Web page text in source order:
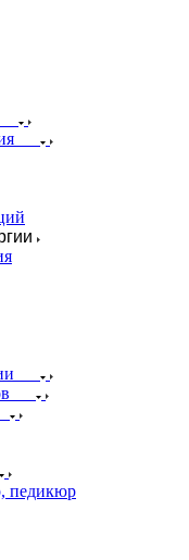
педикюр